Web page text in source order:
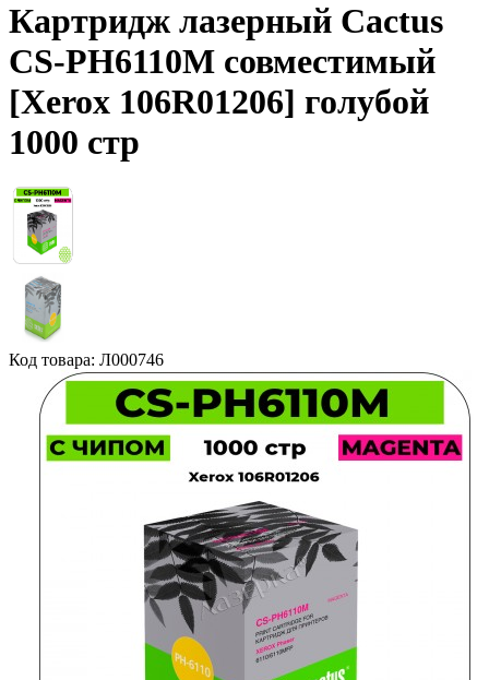
Картридж лазерный Cactus
CS-PH6110M совместимый
[Xerox 106R01206] голубой
1000 стр
Код товара: Л000746